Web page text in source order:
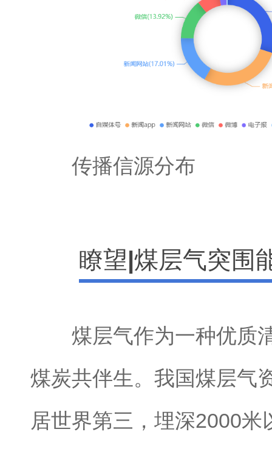
传播信源分布
瞭望|煤层气突围
煤层气作为一种优质
煤炭共伴生。我国煤层气
居世界第三，埋深2000米